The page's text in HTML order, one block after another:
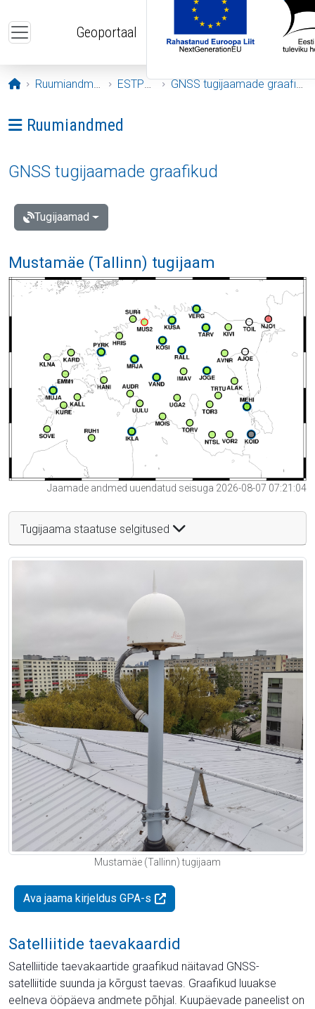
Geoportaal
Avaleht
Ruumiandmed ESTPOS GNSS tugijaamade graafikud
Ava menüü: Ruumiandmed
Ruumiandmed
GNSS tugijaamade graafikud
Tugijaamad
Mustamäe (Tallinn) tugijaam
Jaamade andmed uuendatud seisuga 2026-08-07 07:21:04
Tugijaama staatuse selgitused
Mustamäe (Tallinn) tugijaam
Ava jaama kirjeldus GPA-s
Satelliitide taevakaardid
Satelliitide taevakaartide graafikud näitavad GNSS-
satelliitide suunda ja kõrgust taevas. Graafikud luuakse
eelneva ööpäeva andmete põhjal. Kuupäevade paneelist on